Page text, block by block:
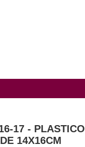
17 -
14X16CM